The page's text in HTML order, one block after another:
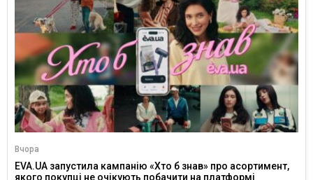
Вчора
EVA.UA запустила кампанію «Хто б знав» про асортимент,
якого покупці не очікують побачити на платформі